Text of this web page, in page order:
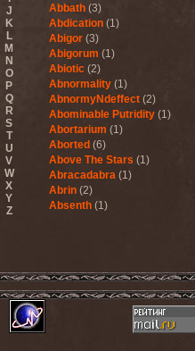
J
K
L
M
N
O
P
Q
R
S
T
U
V
W
X
Y
Z
Abbath (3)
Abdication (1)
Abigor (3)
Abigorum (1)
Abiotic (2)
Abnormality (1)
AbnormyNdeffect (2)
Abominable Putridity (1)
Abortarium (1)
Aborted (6)
Above The Stars (1)
Abracadabra (1)
Abrin (2)
Absenth (1)
Abysskvlt (2)
Abyssphere (1)